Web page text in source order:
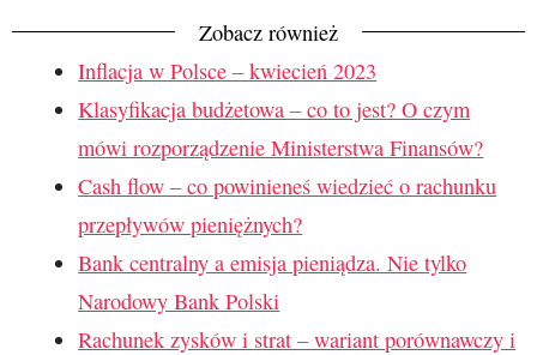
Zobacz również
Inflacja w Polsce – kwiecień 2023
Klasyfikacja budżetowa – co to jest? O czym
mówi rozporządzenie Ministerstwa Finansów?
Cash flow – co powinieneś wiedzieć o rachunku
przepływów pieniężnych?
Bank centralny a emisja pieniądza. Nie tylko
Narodowy Bank Polski
Rachunek zysków i strat – wariant porównawczy i